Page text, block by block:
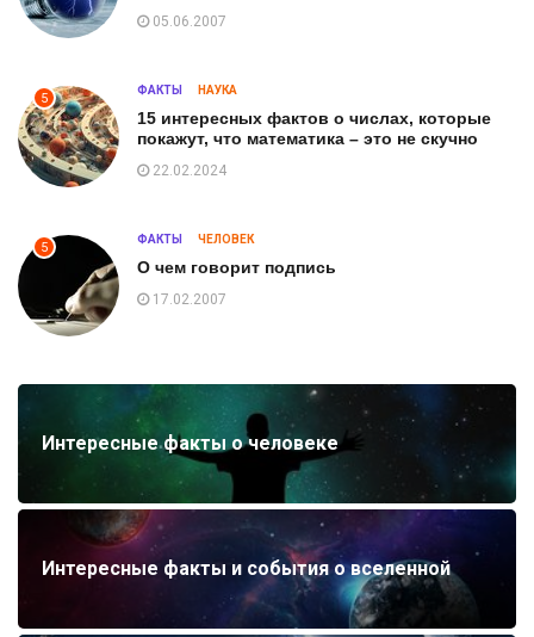
05.06.2007
5
ФАКТЫ НАУКА
15 интересных фактов о числах, которые
покажут, что математика – это не скучно
22.02.2024
5
ФАКТЫ ЧЕЛОВЕК
О чем говорит подпись
17.02.2007
Интересные факты о человеке
Интересные факты и события о вселенной